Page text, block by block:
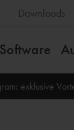
Downloads
Software
exklusive